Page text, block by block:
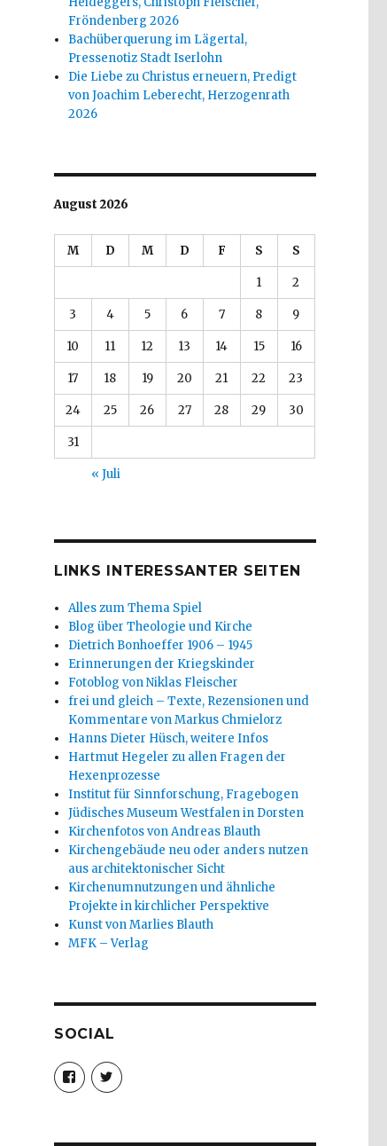
Fröndenberg 2026
Bachüberquerung im Lägertal,
Pressenotiz Stadt Iserlohn
Die Liebe zu Christus erneuern, Predigt
von Joachim Leberecht, Herzogenrath
2026
August 2026
M D M D F S S
1 2
3 4 5 6 7 8 9
10 11 12 13 14 15 16
17 18 19 20 21 22 23
24 25 26 27 28 29 30
31
« Juli
LINKS INTERESSANTER SEITEN
Alles zum Thema Spiel
Blog über Theologie und Kirche
Dietrich Bonhoeffer 1906 – 1945
Erinnerungen der Kriegskinder
Fotoblog von Niklas Fleischer
frei und gleich – Texte, Rezensionen und
Kommentare von Markus Chmielorz
Hanns Dieter Hüsch, weitere Infos
Hartmut Hegeler zu allen Fragen der
Hexenprozesse
Institut für Sinnforschung, Fragebogen
Jüdisches Museum Westfalen in Dorsten
Kirchenfotos von Andreas Blauth
Kirchengebäude neu oder anders nutzen
aus architektonischer Sicht
Kirchenumnutzungen und ähnliche
Projekte in kirchlicher Perspektive
Kunst von Marlies Blauth
MFK – Verlag
SOCIAL
Profil
von
christoph.fleischer1
anzeigen
Profil
von
anzeigen